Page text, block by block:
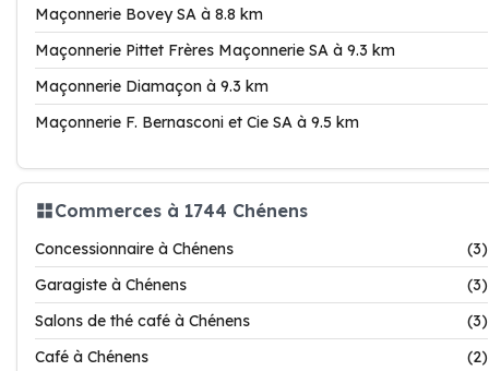
Maçonnerie Bovey SA à 8.8 km
Maçonnerie Pittet Frères Maçonnerie SA à 9.3 km
Maçonnerie Diamaçon à 9.3 km
Maçonnerie F. Bernasconi et Cie SA à 9.5 km
Commerces à 1744 Chénens
Concessionnaire à Chénens
(3)
Garagiste à Chénens
(3)
Salons de thé café à Chénens
(3)
Café à Chénens
(2)